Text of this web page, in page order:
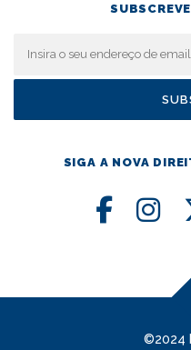
SIGA A NOVA
©2024